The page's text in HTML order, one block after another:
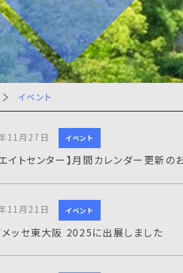
イベント
11月27日 イベント
エイトセンター】月間カレンダー更新の
11月21日 イベント
メッセ東大阪 2025に出展しました